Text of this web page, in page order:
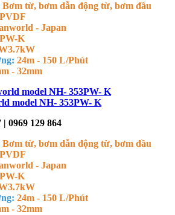
Bơm từ, bơm dẫn động từ, bơm đầu
- Japan
K
3.7kW
24m - 150 L/Phút
- 32mm
model NH- 353PW- K
0969 129 864
Bơm từ, bơm dẫn động từ, bơm đầu
- Japan
K
3.7kW
24m - 150 L/Phút
- 32mm